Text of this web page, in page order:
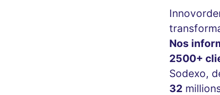
Nos
2500+
Sodexo,
32